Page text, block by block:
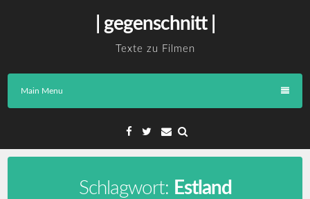
| gegenschnitt |
Texte zu Filmen
Main Menu
Facebook
TwitterEmail
Schlagwort: Estland